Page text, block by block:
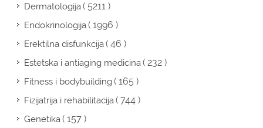
Dermatologija( 5211 )
Endokrinologija( 1996 )
Erektilna disfunkcija( 46 )
Estetska i antiaging medicina( 232 )
Fitness i bodybuilding( 165 )
Fizijatrija i rehabilitacija( 744 )
Genetika( 157 )